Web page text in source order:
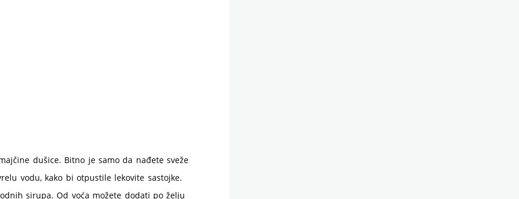
dušice. Bitno je samo da nađete sveže
vodu, kako bi otpustile lekovite sastojke.
sirupa. Od voća možete dodati po želju